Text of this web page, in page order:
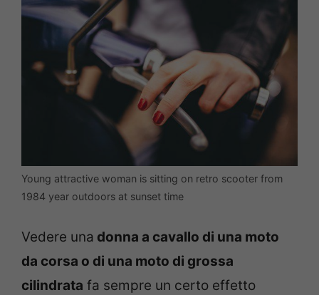
Young attractive woman is sitting on retro scooter from
1984 year outdoors at sunset time
Vedere una donna a cavallo di una moto
da corsa o di una moto di grossa
cilindrata fa sempre un certo effetto